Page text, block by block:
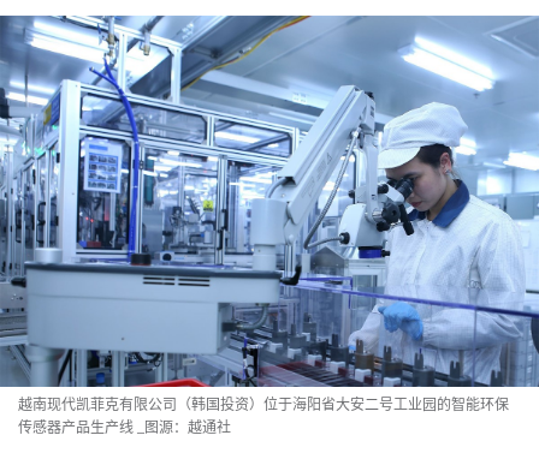
越南现代凯菲克有限公司（韩国投资）位于海阳省大安二号工业园的智能环保
传感器产品生产线
_图源：越通社